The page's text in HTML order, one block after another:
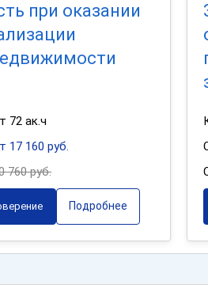
при оказании
72 ак.ч
17 160 руб.
760 руб.
Подробнее